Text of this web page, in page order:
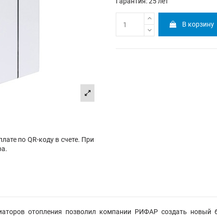
по QR-коду в счете. При
В корзину
отопления позволил компании РИФАР создать новый